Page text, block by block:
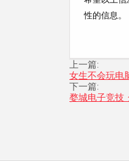
性的信息。
上一篇:
女生不会玩电
下一篇:
婺城电子竞技